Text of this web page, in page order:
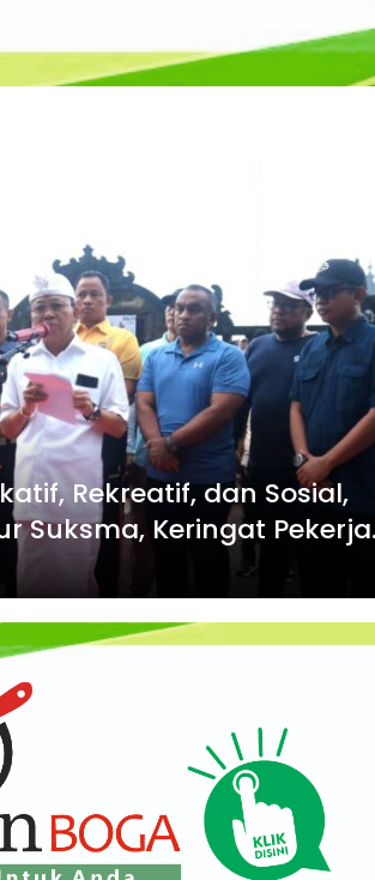
Rekreatif, dan Sosial,
Suksma, Keringat Pekerja